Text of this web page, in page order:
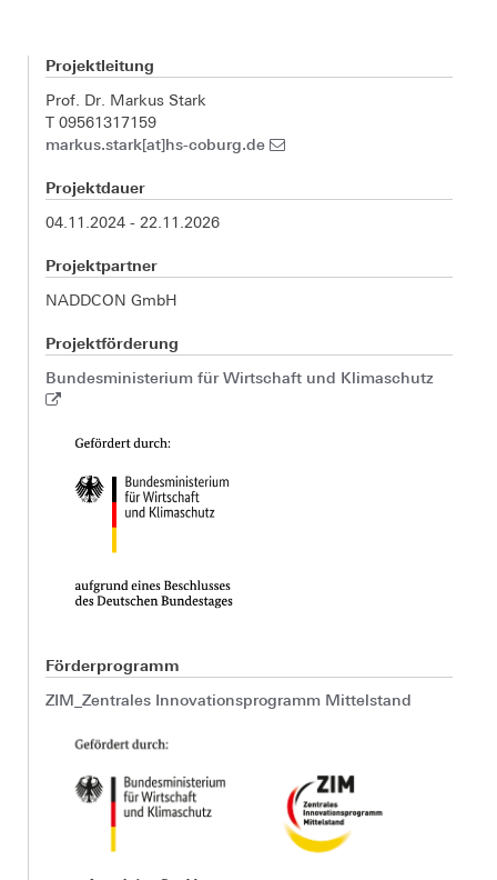
Projektleitung
Prof. Dr. Markus Stark
T 09561317159
markus.stark[at]hs-coburg.de
Projektdauer
04.11.2024 - 22.11.2026
Projektpartner
NADDCON GmbH
Projektförderung
Bundesministerium für Wirtschaft und Klimaschutz
Förderprogramm
ZIM_Zentrales Innovationsprogramm Mittelstand